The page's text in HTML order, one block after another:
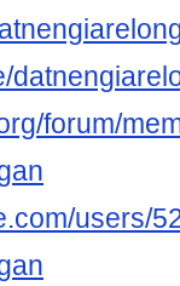
forum/
users/